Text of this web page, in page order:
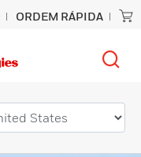
ORDEM RÁPIDA